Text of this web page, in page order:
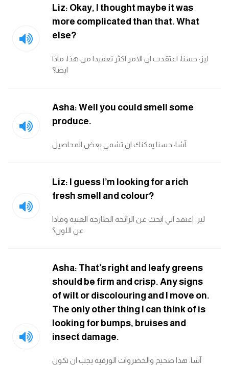
كلمات بحرف o
كلمات بحرف q
كلمات بحرف t
كلمات بحرف w
كلمات بحرف y
كلمات بحرف z
Liz: Okay, I thought maybe it was
more complicated than that. What
else?
ليز: حسنا، اعتقدت ان الامر اكثر تعقيدا من هذا، ماذا
ايضا؟
Asha: Well you could smell some
produce.
Liz: I guess I’m looking for a rich
fresh smell and colour?
ليز: اعتقد اني ابحث عن الرائحة الطازجة الغنية وماذا
عن اللون؟
Asha: That’s right and leafy greens
should be firm and crisp. Any signs
of wilt or discolouring and I move on.
The only other thing I can think of is
looking for bumps, bruises and
insect damage.
آشا: هذا صحيح والخضروات الورقية يجب ان تكون